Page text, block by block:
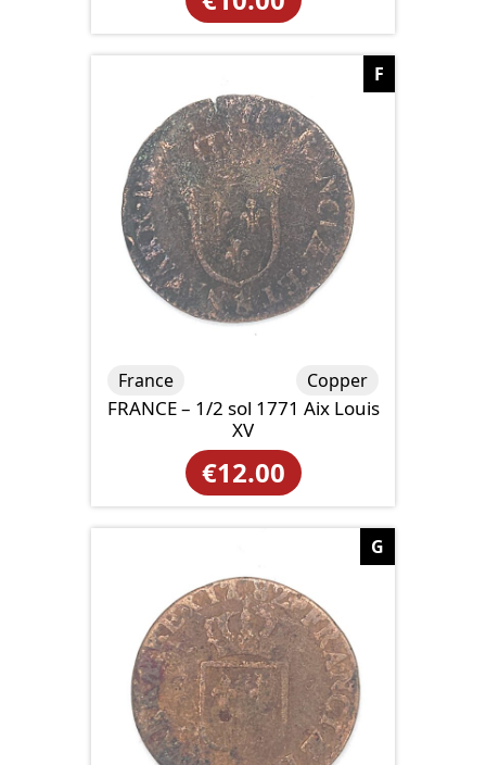
F
FRANCE – 1/2 sol 1771 Aix Louis
XV
€12.00
France Copper
G